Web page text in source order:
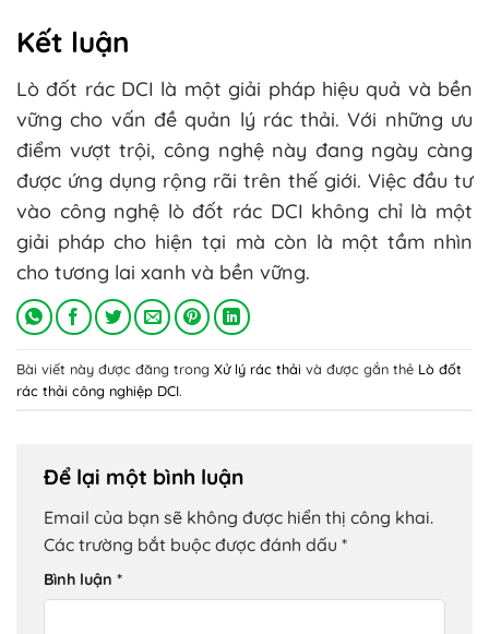
Kết luận
Lò đốt rác DCI là một giải pháp hiệu quả và bền
vững cho vấn đề quản lý rác thải. Với những ưu
điểm vượt trội, công nghệ này đang ngày càng
được ứng dụng rộng rãi trên thế giới. Việc đầu tư
vào công nghệ lò đốt rác DCI không chỉ là một
giải pháp cho hiện tại mà còn là một tầm nhìn
cho tương lai xanh và bền vững.
Bài viết này được đăng trong Xử lý rác thải và được gắn thẻ Lò đốt
rác thải công nghiệp DCI.
Để lại một bình luận
Email của bạn sẽ không được hiển thị công khai.
Các trường bắt buộc được đánh dấu *
Bình luận *